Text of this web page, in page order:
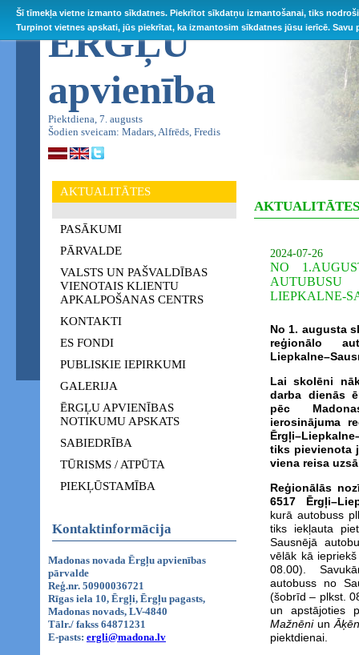
Šī tīmekļa vietne izmanto sīkdatnes. Piekrītot sīkdatņu izmantošanai, tiks
Turpinot vietnes apskati, jūs piekrītat, ka izmantosim sīkdatnes jūsu ierīcē.
ĒRGĻU
apvienība
Piektdiena, 7. augusts
Šodien sveicam: Madars, Alfrēds, Fredis
AKTUALITĀTES
PASĀKUMI
PĀRVALDE
VALSTS UN PAŠVALDĪBAS
VIENOTAIS KLIENTU
APKALPOŠANAS CENTRS
KONTAKTI
ES FONDI
PUBLISKIE IEPIRKUMI
GALERIJA
ĒRGĻU APVIENĪBAS
NOTIKUMU APSKATS
SABIEDRĪBA
TŪRISMS / ATPŪTA
PIEKĻŪSTAMĪBA
Kontaktinformācija
Madonas novada Ērgļu apvienības
pārvalde
Reģ.nr. 50900036721
Rīgas iela 10, Ērgļi, Ērgļu pagasts,
Madonas novads, LV-4840
Tālr./ fakss 64871231
E-pasts: ergli@madona.lv
AKTUALITĀTES
2024-07-26
NO
LIEPKALNE-
No 1. augusta
reģionālo
Lai skolēni
darba dienās
pēc
ierosinājuma
tiks pievienota
viena reisa
Reģionālās
6517
kurā autobuss
tiks iekļauta
Sausnējā
vēlāk kā
08.00).
autobuss no
(šobrīd – plkst.
un apstājoties
Mažnēni un
piektdienai.